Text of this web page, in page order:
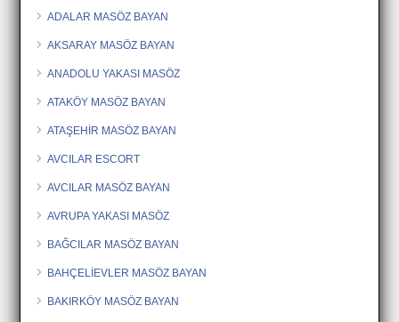
ADALAR MASÖZ BAYAN
AKSARAY MASÖZ BAYAN
ANADOLU YAKASI MASÖZ
ATAKÖY MASÖZ BAYAN
ATAŞEHİR MASÖZ BAYAN
AVCILAR ESCORT
AVCILAR MASÖZ BAYAN
AVRUPA YAKASI MASÖZ
BAĞCILAR MASÖZ BAYAN
BAHÇELİEVLER MASÖZ BAYAN
BAKIRKÖY MASÖZ BAYAN